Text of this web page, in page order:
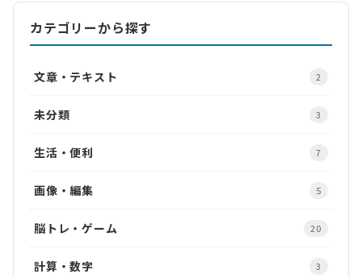
カテゴリーから探す
文章・テキスト 2
未分類 3
生活・便利 7
画像・編集 5
脳トレ・ゲーム 20
計算・数字 3